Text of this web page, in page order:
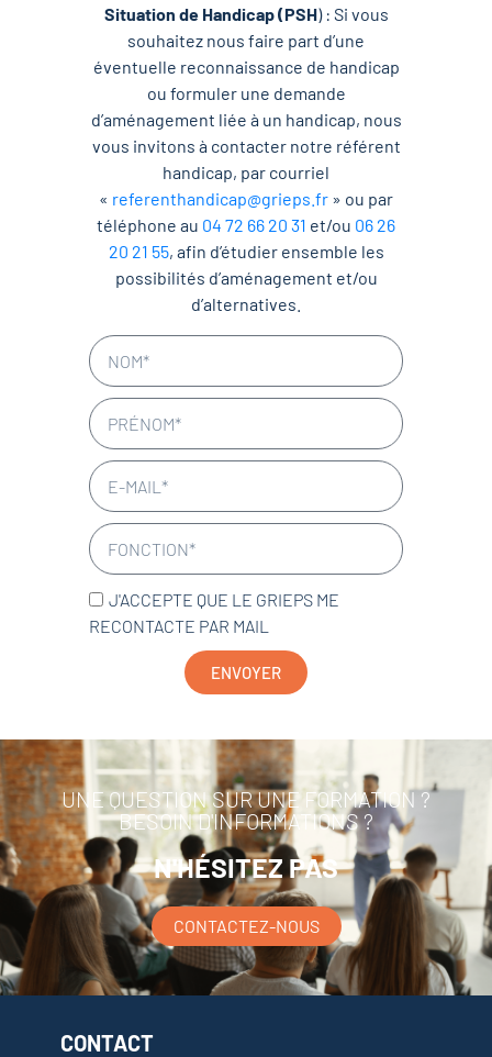
Situation de Handicap (PSH) : Si vous
souhaitez nous faire part d’une
éventuelle reconnaissance de handicap
ou formuler une demande
d’aménagement liée à un handicap, nous
vous invitons à contacter notre référent
handicap, par courriel
« referenthandicap@grieps.fr » ou par
téléphone au 04 72 66 20 31 et/ou 06 26
20 21 55, afin d’étudier ensemble les
possibilités d’aménagement et/ou
d’alternatives.
J'ACCEPTE QUE LE GRIEPS ME
RECONTACTE PAR MAIL
ENVOYER
UNE QUESTION SUR UNE FORMATION ?
BESOIN D'INFORMATIONS ?
N'HÉSITEZ PAS
CONTACTEZ-NOUS
CONTACT